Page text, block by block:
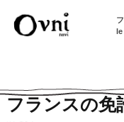
le
フランスの免